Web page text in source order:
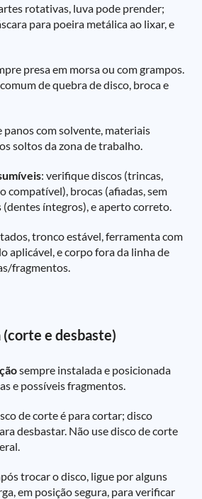
rotativas, luva pode prender;
para poeira metálica ao lixar, e
presa em morsa ou com grampos.
de quebra de disco, broca e
panos com solvente, materiais
soltos da zona de trabalho.
: verifique discos (trincas,
compatível), brocas (afiadas, sem
(dentes íntegros), e aperto correto.
tronco estável, ferramenta com
aplicável, e corpo fora da linha de
fragmentos.
e desbaste)
sempre instalada e posicionada
e possíveis fragmentos.
de corte é para cortar; disco
desbastar. Não use disco de corte
trocar o disco, ligue por alguns
em posição segura, para verificar